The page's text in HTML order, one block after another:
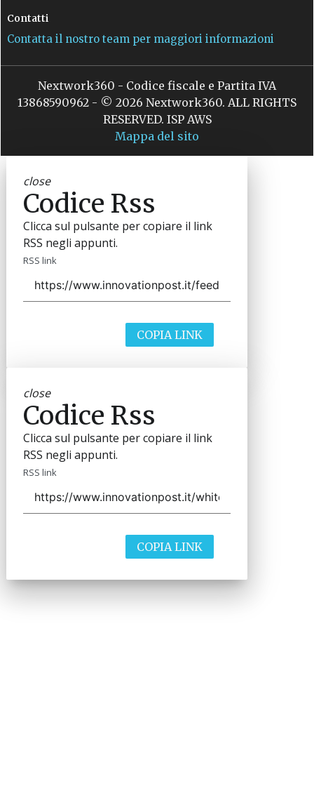
Contatti
Contatta il nostro team per maggiori informazioni
Nextwork360 - Codice fiscale e Partita IVA
13868590962 - © 2026 Nextwork360. ALL RIGHTS
RESERVED. ISP AWS
Mappa del sito
close
Codice Rss
Clicca sul pulsante per copiare il link
RSS negli appunti.
RSS link
COPIA LINK
close
Codice Rss
Clicca sul pulsante per copiare il link
RSS negli appunti.
RSS link
COPIA LINK